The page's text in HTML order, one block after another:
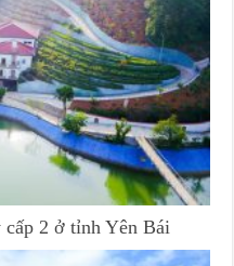
cấp 2 ở tỉnh Yên Bái